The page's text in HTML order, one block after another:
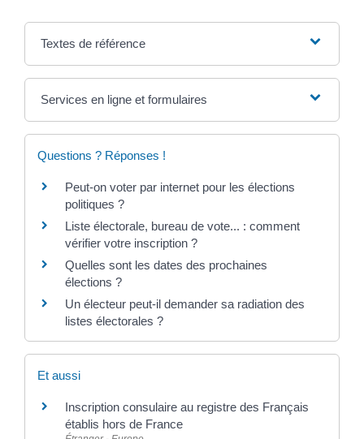
Textes de référence
Services en ligne et formulaires
Questions ? Réponses !
Peut-on voter par internet pour les élections
politiques ?
Liste électorale, bureau de vote... : comment
vérifier votre inscription ?
Quelles sont les dates des prochaines
élections ?
Un électeur peut-il demander sa radiation des
listes électorales ?
Et aussi
Inscription consulaire au registre des Français
établis hors de France